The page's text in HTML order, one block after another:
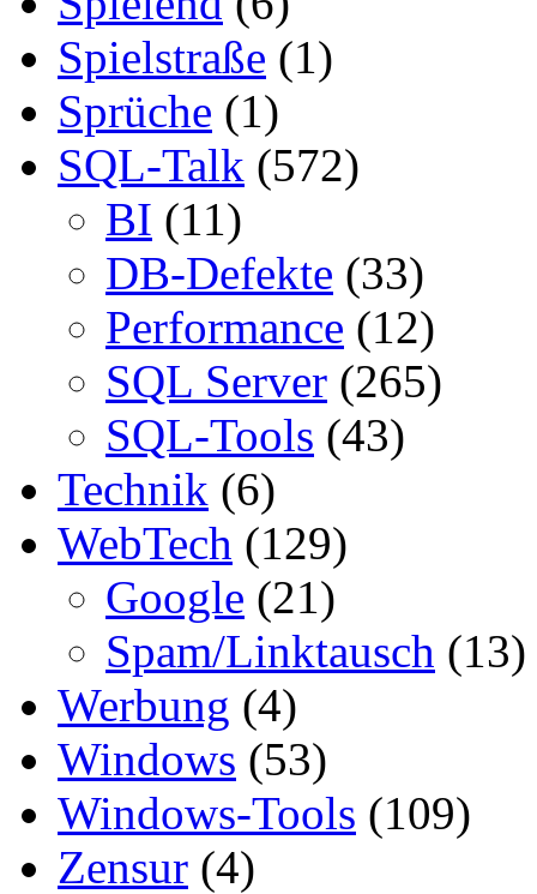
Spielstraße (1)
Sprüche (1)
SQL-Talk (572)
BI (11)
DB-Defekte (33)
Performance (12)
SQL Server (265)
SQL-Tools (43)
Technik (6)
WebTech (129)
Google (21)
Spam/Linktausch (13)
Werbung (4)
Windows (53)
Windows-Tools (109)
Zensur (4)